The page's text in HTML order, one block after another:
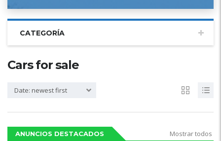
CATEGORÍA
Cars for sale
Date: newest first
ANUNCIOS DESTACADOS Mostrar todos